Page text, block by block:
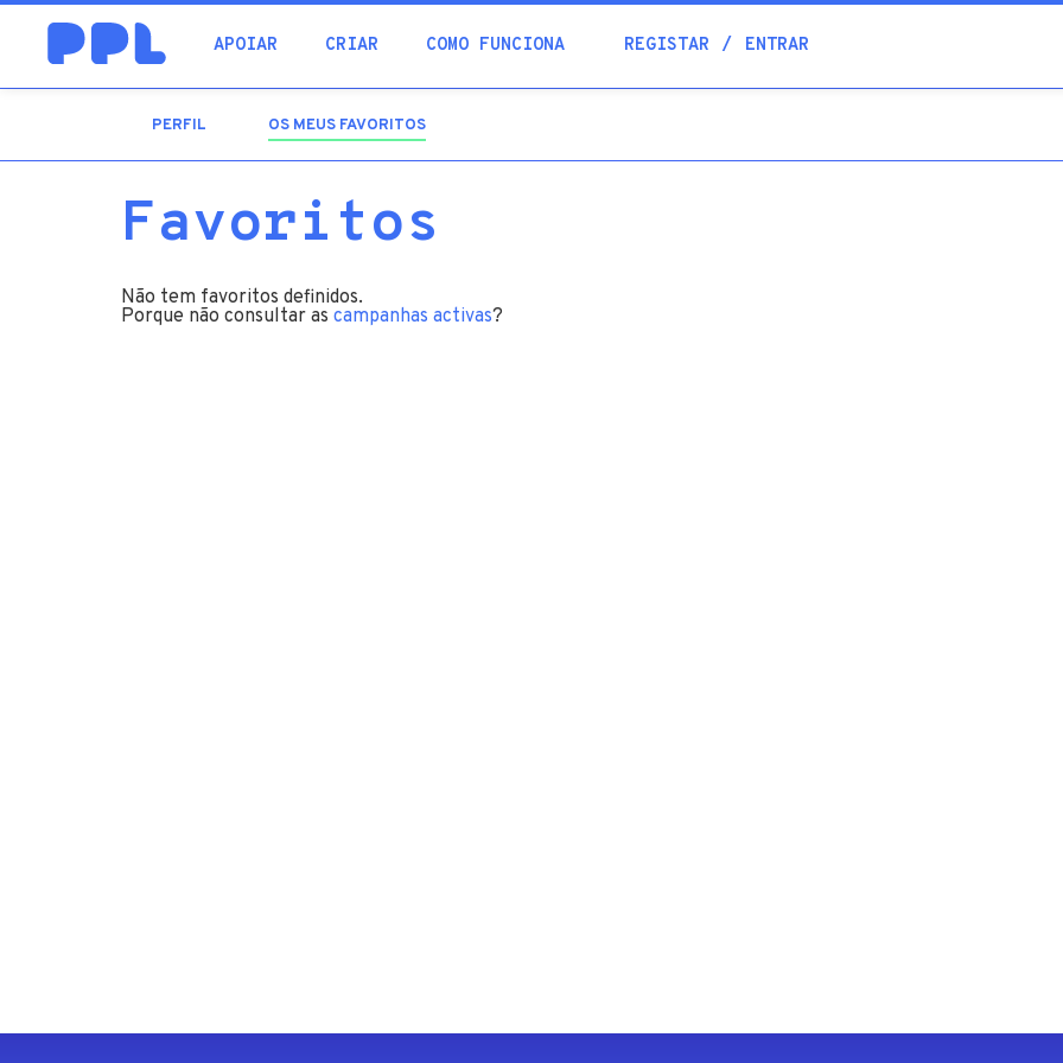
APOIAR CRIAR COMO FUNCIONA REGISTAR ENTRAR
procura
PERFIL OS MEUS FAVORITOS
Favoritos
Não tem favoritos definidos.
Porque não consultar as campanhas activas?